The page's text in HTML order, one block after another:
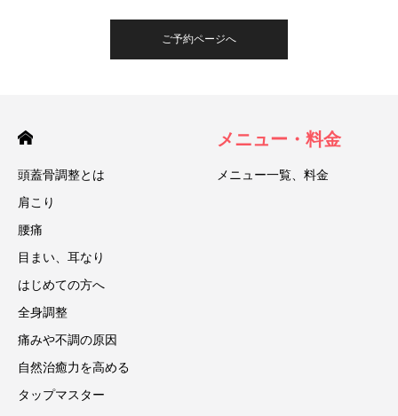
ご予約ページへ
頭蓋骨調整とは
肩こり
腰痛
目まい、耳なり
はじめての方へ
全身調整
痛みや不調の原因
自然治癒力を高める
タップマスター
メニュー・料金
メニュー一覧、料金